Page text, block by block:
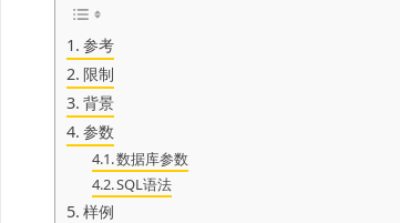
参考
限制
背景
参数
数据库参数
SQL语法
样例